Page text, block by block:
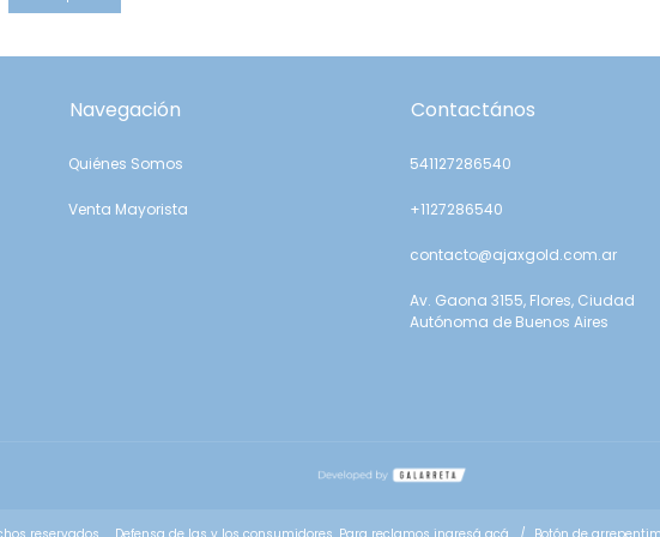
Navegación
Quiénes Somos
Venta Mayorista
Contactános
541127286540
+1127286540
contacto@ajaxgold.com.ar
Av. Gaona 3155, Flores, Ciudad
Autónoma de Buenos Aires